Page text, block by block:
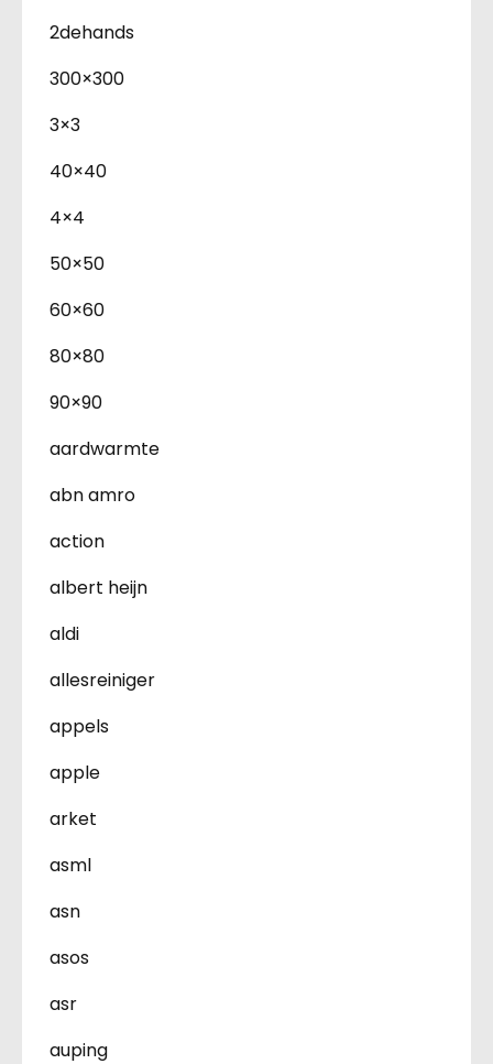
2dehands
300×300
3×3
40×40
4×4
50×50
60×60
80×80
90×90
aardwarmte
abn amro
action
albert heijn
aldi
allesreiniger
appels
apple
arket
asml
asn
asos
asr
auping